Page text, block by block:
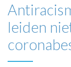
leiden